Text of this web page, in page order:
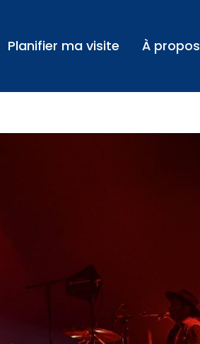
Planifier ma visite À propos